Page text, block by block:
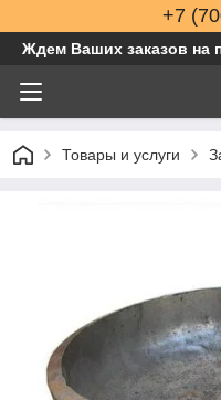
+7
Ждем Ваших заказов на
Товары и услуги